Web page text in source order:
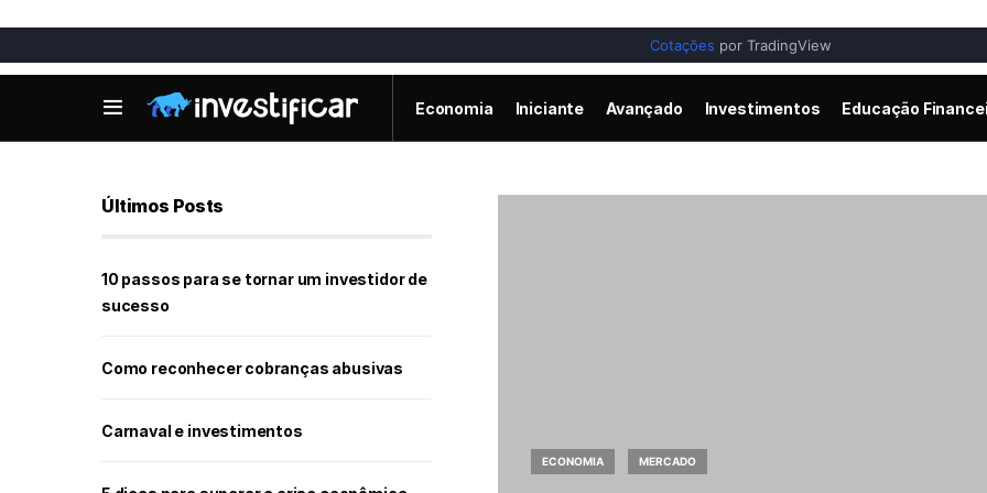
Cotações por TradingView
Economia Iniciante Avançado Investimentos Educação
ECONOMIA MERCADO
Últimos Posts
10 passos para se tornar um investidor de
sucesso
Como reconhecer cobranças abusivas
Carnaval e investimentos